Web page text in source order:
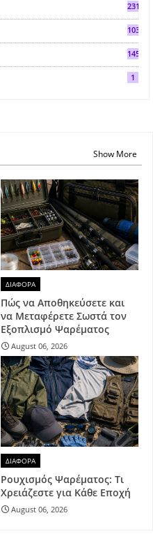
2317
103
145
1
Show More
ΔΙΑΦΟΡΑ
Πώς να Αποθηκεύσετε και
να Μεταφέρετε Σωστά τον
Εξοπλισμό Ψαρέματος
August 06, 2026
ΔΙΑΦΟΡΑ
Ρουχισμός Ψαρέματος: Τι
Χρειάζεστε για Κάθε Εποχή
August 06, 2026